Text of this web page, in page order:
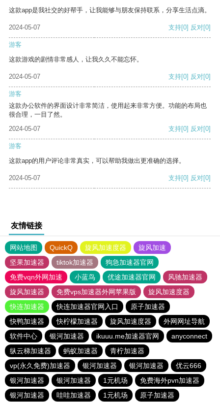
这款app是我社交的好帮手，让我能够与朋友保持联系，分享生活点滴。
2024-05-07 支持[0] 反对[0]
游客
这款游戏的剧情非常感人，让我久久不能忘怀。
2024-05-07 支持[0] 反对[0]
游客
这款办公软件的界面设计非常简洁，使用起来非常方便。功能的布局也
很合理，一目了然。
2024-05-07
支持[0] 反对[0]
游客
这款app的用户评论非常真实，可以帮助我做出更准确的选择。
2024-05-07 支持[0] 反对[0]
友情链接
网站地图 QuickQ 旋风加速度器
旋风加速
坚果加速器
tiktok加速器
狗急加速器官网
免费vqn外网加速
小蓝鸟 优途加速器官网
风驰加速器
旋风加速器
免费vps加速器外网苹果版
旋风加速度器
快连加速器
快连加速器官网入口
原子加速器
快鸭加速器
快柠檬加速器 旋风加速度器
外网网址导航
软件中心
银河加速器 ikuuu.me加速器官网
anyconnect
纵云梯加速器
蚂蚁加速器
青柠加速器
vp(永久免费)加速器
银河加速器 银河加速器
优云666
银河加速器
银河加速器 1元机场
免费海外pvn加速器
银河加速器
哇哇加速器 1元机场 原子加速器